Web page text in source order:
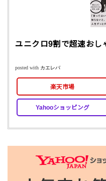
ユニクロ9割で超速おし
posted with カエレバ
楽天市場
Yahooショッピング